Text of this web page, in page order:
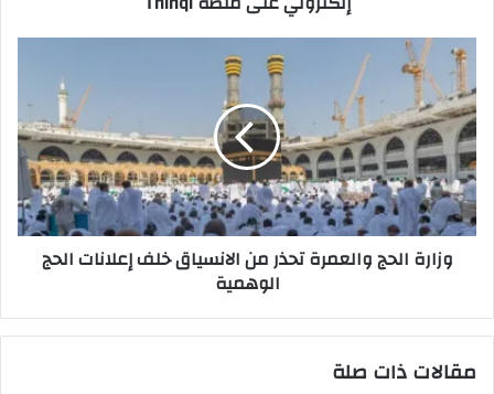
Thinqi
وزارة
الحج
والعمرة
تحذر
من
الانسياق
خلف
إعلانات
الحج
الوهمية
وزارة الحج والعمرة تحذر من الانسياق خلف إعلانات الحج
الوهمية
مقالات ذات صلة